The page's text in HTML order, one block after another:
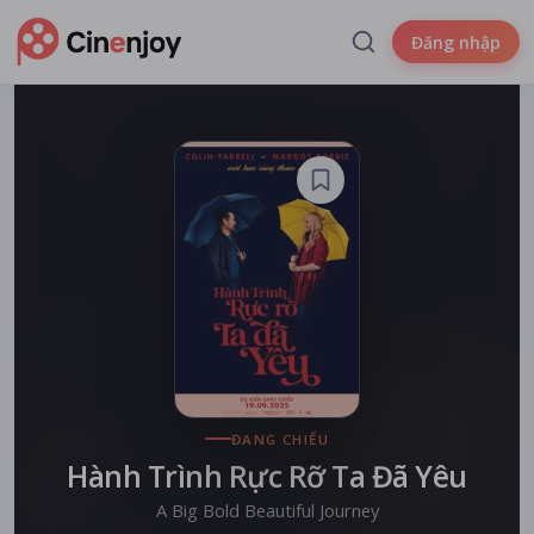
Đăng nhập
ĐANG CHIẾU
Hành Trình Rực Rỡ Ta Đã Yêu
A Big Bold Beautiful Journey